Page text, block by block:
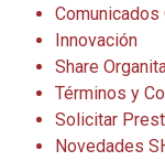
Innovación
Share
Términos y
Solicitar
Novedades